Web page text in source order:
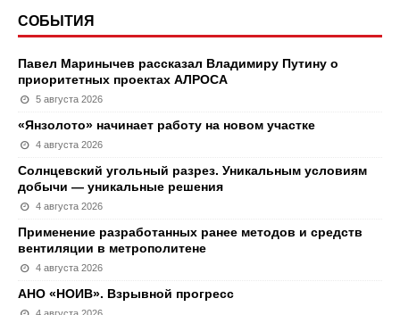
СОБЫТИЯ
Павел Маринычев рассказал Владимиру Путину о
приоритетных проектах АЛРОСА
5 августа 2026
«Янзолото» начинает работу на новом участке
4 августа 2026
Солнцевский угольный разрез. Уникальным условиям
добычи — уникальные решения
4 августа 2026
Применение разработанных ранее методов и средств
вентиляции в метрополитене
4 августа 2026
АНО «НОИВ». Взрывной прогресс